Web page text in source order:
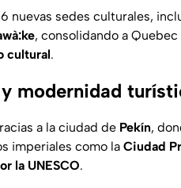
nuevas sedes culturales,
, consolidando a
cultural.
modernidad
a la ciudad de Pekín,
imperiales como la Ciudad
la UNESCO.